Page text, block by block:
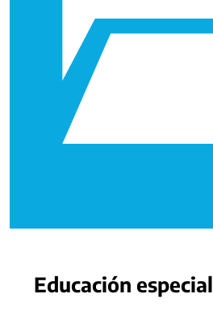
Educación especial